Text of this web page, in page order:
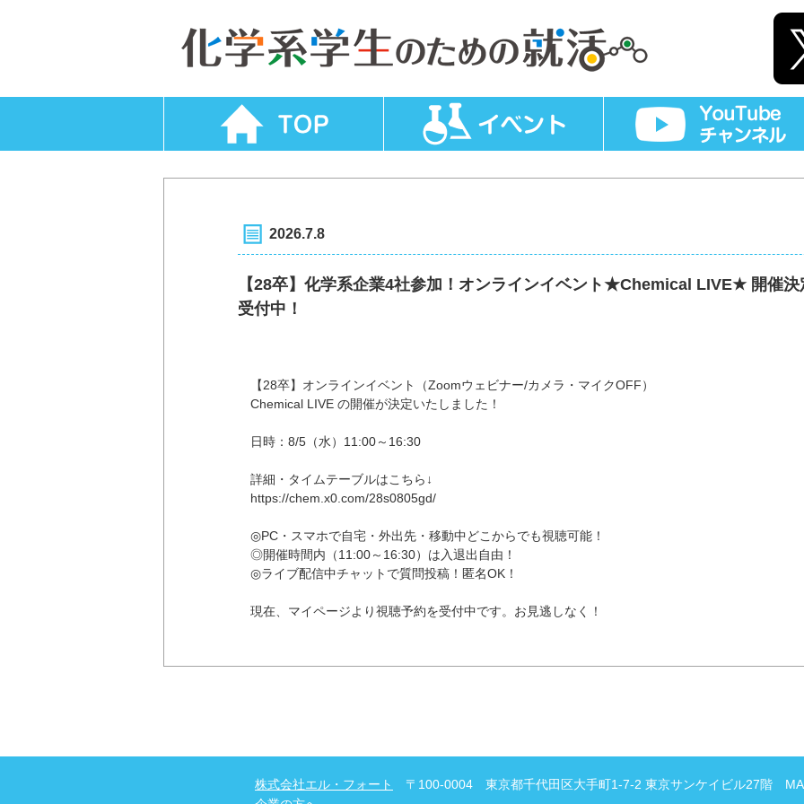
2026.7.8
【28卒】化学系企業4社参加！オンラインイベント★Chemical LIVE★ 開催
受付中！
【28卒】オンラインイベント（Zoomウェビナー/カメラ・マイクOFF）
Chemical LIVE の開催が決定いたしました！
日時：8/5（水）11:00～16:30
詳細・タイムテーブルはこちら↓
https://chem.x0.com/28s0805gd/
◎PC・スマホで自宅・外出先・移動中どこからでも視聴可能！
◎開催時間内（11:00～16:30）は入退出自由！
◎ライブ配信中チャットで質問投稿！匿名OK！
現在、マイページより視聴予約を受付中です。お見逃しなく！
株式会社エル・フォート 〒100-0004 東京都千代田区大手町1-7-2 東京サンケイビル27階